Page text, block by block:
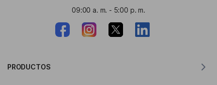
09:00 a. m. - 5:00 p. m.
PRODUCTOS